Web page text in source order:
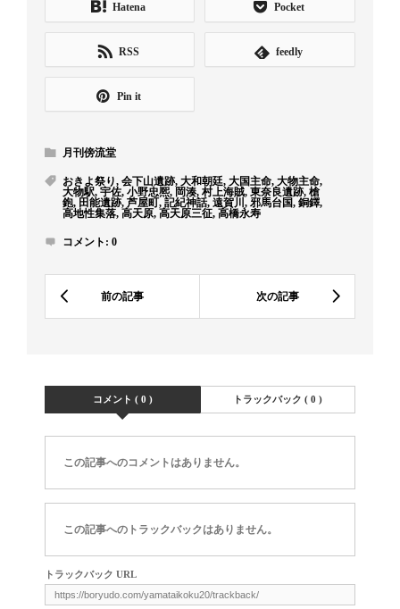
Hatena Pocket
RSS feedly
Pin it
月刊傍流堂
おきよ祭り, 会下山遺跡, 大和朝廷, 大国主命, 大物主命,
大物駅, 宇佐, 小野忠熈, 岡湊, 村上海賊, 東奈良遺跡, 槍
鉋, 田能遺跡, 芦屋町, 記紀神話, 遠賀川 , 邪馬台国, 銅鐸,
高地性集落, 高天原, 高天原三征, 高橋永寿
コメント: 0
コメント ( 0 ) トラックバック ( 0 )
この記事へのコメントはありません。
この記事へのトラックバックはありません。
トラックバック URL